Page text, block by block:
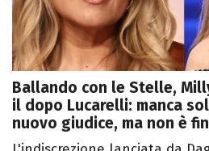
Ballando con le Stelle,
il dopo Lucarelli: manca
nuovo giudice, ma non è